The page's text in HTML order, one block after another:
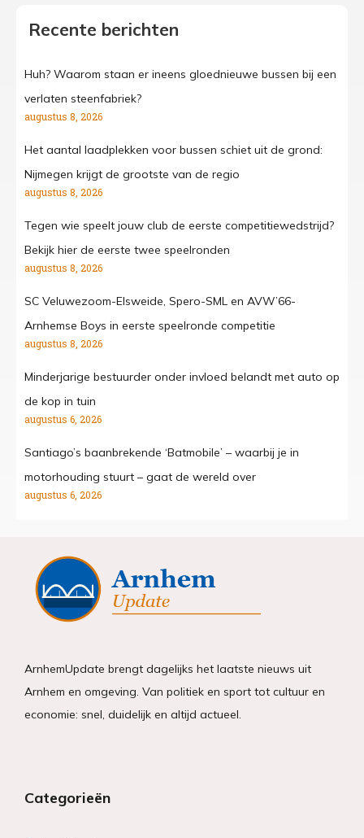
Recente berichten
Huh? Waarom staan er ineens gloednieuwe bussen bij een
verlaten steenfabriek?
augustus 8, 2026
Het aantal laadplekken voor bussen schiet uit de grond:
Nijmegen krijgt de grootste van de regio
augustus 8, 2026
Tegen wie speelt jouw club de eerste competitiewedstrijd?
Bekijk hier de eerste twee speelronden
augustus 8, 2026
SC Veluwezoom-Elsweide, Spero-SML en AVW’66-
Arnhemse Boys in eerste speelronde competitie
augustus 8, 2026
Minderjarige bestuurder onder invloed belandt met auto op
de kop in tuin
augustus 6, 2026
Santiago’s baanbrekende ‘Batmobile’ – waarbij je in
motorhouding stuurt – gaat de wereld over
augustus 6, 2026
ArnhemUpdate brengt dagelijks het laatste nieuws uit
Arnhem en omgeving. Van politiek en sport tot cultuur en
economie: snel, duidelijk en altijd actueel.
Categorieën